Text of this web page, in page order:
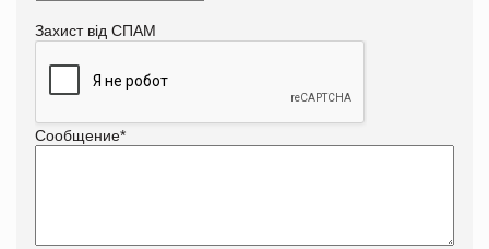
Захист від СПАМ
Сообщение*